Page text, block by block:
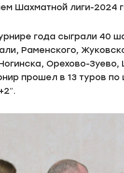
Шахматной лиги-2024
года сыграли 40
Раменского,
Орехово-
прошел в 13 туров